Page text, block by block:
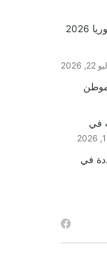
أسماء المتفوقين الثلاثة من كل شعبة في الباكلوريا 2026
2026
موطن
في
في